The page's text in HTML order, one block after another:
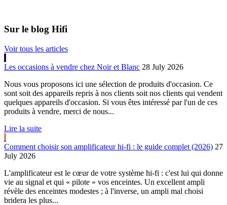
Sur le blog Hifi
Voir tous les articles
Les occasions à vendre chez Noir et Blanc 28 July 2026
Nous vous proposons ici une sélection de produits d'occasion. Ce
sont soit des appareils repris à nos clients soit nos clients qui vendent
quelques appareils d'occasion. Si vous êtes intéressé par l'un de ces
produits à vendre, merci de nous...
Lire la suite
Comment choisir son amplificateur hi-fi : le guide complet (2026) 27
July 2026
L'amplificateur est le cœur de votre système hi-fi : c'est lui qui donne
vie au signal et qui « pilote » vos enceintes. Un excellent ampli
révèle des enceintes modestes ; à l'inverse, un ampli mal choisi
bridera les plus...